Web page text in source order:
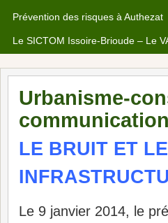
Prévention des risques à Authezat
Le SICTOM Issoire-Brioude – Le
Urbanisme-
communication
LE BRUIT ET
Le 9 janvier 2014, le